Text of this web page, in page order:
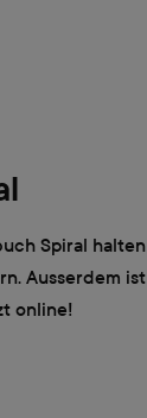
Spiral
Ausserdem
online!